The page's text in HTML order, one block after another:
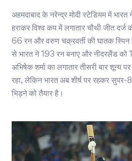
अहमदाबाद के नरेन्द्र मोदी स्टेडियम में
हराकर विश्व कप में लगातार चौथी जीत
66 रन और वरुण चक्रवर्ती की घातक
से भारत ने 193 रन बनाए और नीदरलैंड को
अभिषेक शर्मा का लगातार तीसरी बार शून्य
रहा, लेकिन भारत अब शीर्ष पर रहकर सुपर-
भिड़ने को तैयार है।